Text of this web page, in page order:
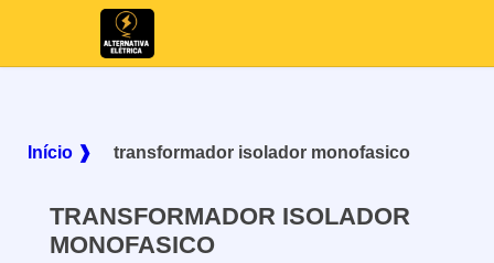
Início ❱ transformador isolador monofasico
TRANSFORMADOR ISOLADOR
MONOFASICO